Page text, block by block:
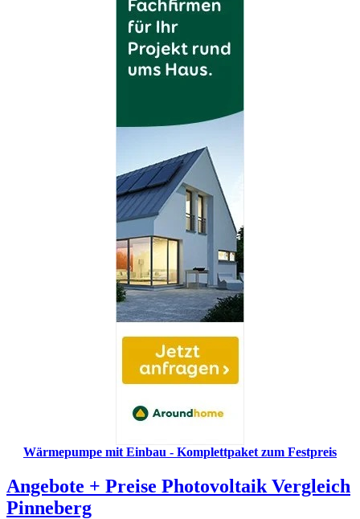
Wärmepumpe mit Einbau - Komplettpaket zum Festpreis
Angebote + Preise Photovoltaik Vergleich
Pinneberg